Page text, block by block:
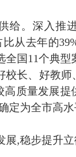
给。深入推
比从去年的
全国11个典
校长、好教
高质量发展提
定为全市高水
展,稳步提升